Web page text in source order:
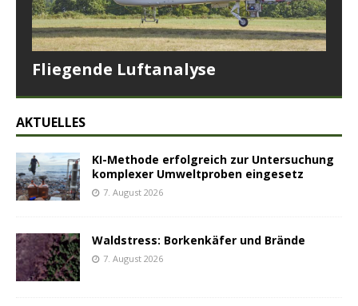
Fliegende Luftanalyse
AKTUELLES
KI-Methode erfolgreich zur Untersuchung
komplexer Umweltproben eingesetz
7. August 2026
Waldstress: Borkenkäfer und Brände
7. August 2026